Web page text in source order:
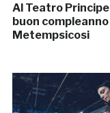
Al Teatro Principe
buon compleanno
Metempsicosi